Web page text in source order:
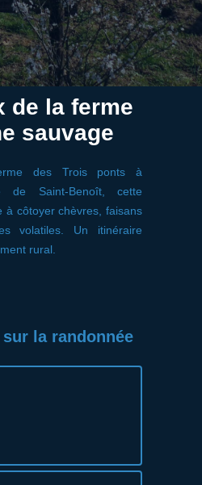
de la ferme
sauvage
des Trois ponts à
de Saint-Benoît, cette
à côtoyer chèvres, faisans
volatiles. Un itinéraire
rural.
la randonnée